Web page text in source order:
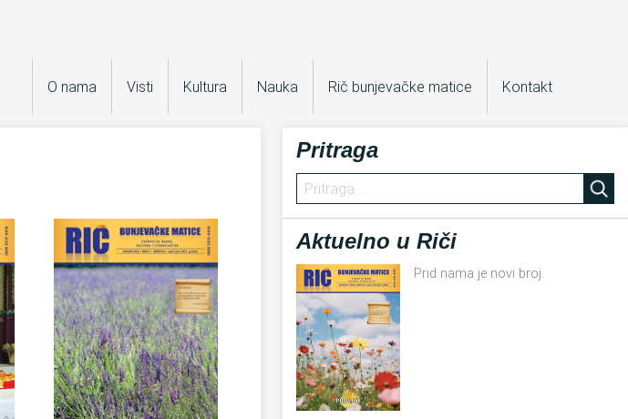
O nama Visti Kultura Nauka Rič bunjevačke matice Kontakt
Pritraga
Aktuelno u Riči
Prid nama je novi broj.